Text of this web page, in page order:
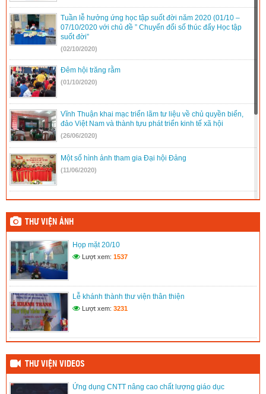
Tuần lễ hưởng ứng học tập suốt đời năm 2020 (01/10 –
07/10/2020 với chủ đề ” Chuyển đổi số thúc đẩy Học tập
suốt đời”
(02/10/2020)
Đêm hội trăng rằm
(01/10/2020)
Vĩnh Thuận khai mạc triển lãm tư liệu về chủ quyền biển,
đảo Việt Nam và thành tựu phát triển kinh tế xã hội
(26/06/2020)
Một số hình ảnh tham gia Đại hội Đảng
(11/06/2020)
Tham gia Đại hội Đảng bộ xã
(11/06/2020)
Họp mặt ngày 20/11
(11/06/2020)
Hưởng ứng tuần lễ áo dài Việt Nam
(11/06/2020)
THƯ VIỆN ẢNH
Họp mặt 20/10
Lượt xem: 1537
Lễ khánh thành thư viện thân thiện
Lượt xem: 3231
THƯ VIỆN VIDEOS
Ứng dụng CNTT nâng cao chất lượng giáo dục